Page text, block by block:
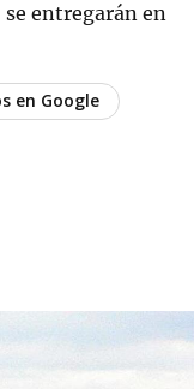
entregarán en
en Google